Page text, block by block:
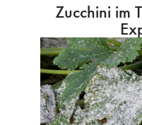
Zucchini im